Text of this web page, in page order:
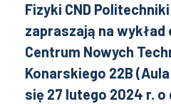
Fizyki CND
zapraszają na
Centrum Nowych
Konarskiego 22B
się 27 lutego 2024 r. o